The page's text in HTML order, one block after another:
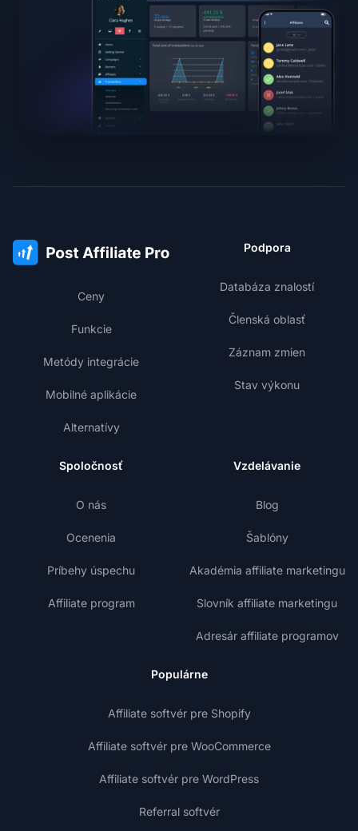
Ceny
Funkcie
Metódy integrácie
Mobilné aplikácie
Alternatívy
Podpora
Databáza znalostí
Členská oblasť
Záznam zmien
Stav výkonu
Spoločnosť
O nás
Ocenenia
Príbehy úspechu
Affiliate program
Vzdelávanie
Blog
Šablóny
Akadémia affiliate marketingu
Slovník affiliate marketingu
Adresár affiliate programov
Populárne
Affiliate softvér pre Shopify
Affiliate softvér pre WooCommerce
Affiliate softvér pre WordPress
Referral softvér